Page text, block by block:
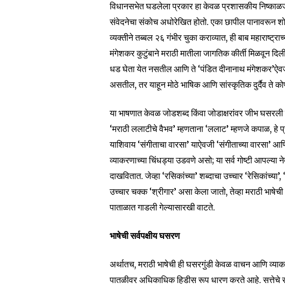
Join our community of
SUBSCRIBERS and be
of the conversation.
the subscribe button below. Don't worry, we
विधानसभेत घडलेला प्रकार हा केवळ प्रशासकीय
संवेदनेचा संकोच अधोरेखित होतो. एका छापील पानावरून
व्यक्तीने तब्बल २६ गंभीर चुका कराव्यात, ही बाब
मंगेशकर कुटुंबाने मराठी मातीला जागतिक कीर्ती मिळवून
धड घेता येत नसतील आणि ते ‘पंडित दीनानाथ
असतील, तर याहून मोठे भाषिक आणि सांस्कृतिक दुर्दैव ते
या भाषणात केवळ जोडशब्द किंवा जोडाक्षरांवर जीभ घसरली
‘मराठी ललाटीचे वैभव’ म्हणताना ‘ललाट’ म्हणजे कपाळ, हे
याशिवाय ‘संगीताचा वारसा’ याऐवजी ‘संगीताच्या वारसा’
व्याकरणाच्या चिंधड्या उडवणे असो; या सर्व गोष्टी
दाखवितात. जेव्हा ‘रसिकांच्या’ शब्दाचा उच्चार
उच्चार चक्क ‘श्रीगार’ असा केला जातो, तेव्हा मराठी
पाताळात गाडली गेल्यासारखी वाटते.
भाषेची सर्वपक्षीय घसरण
अर्थातच, मराठी भाषेची ही घसरगुंडी केवळ वाचन आणि
पातळीवर अधिकाधिक हिडीस रूप धारण करते आहे. सत्तेचे